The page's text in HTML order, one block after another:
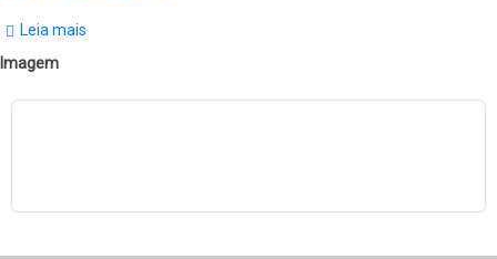
Leia mais
história
Imagem